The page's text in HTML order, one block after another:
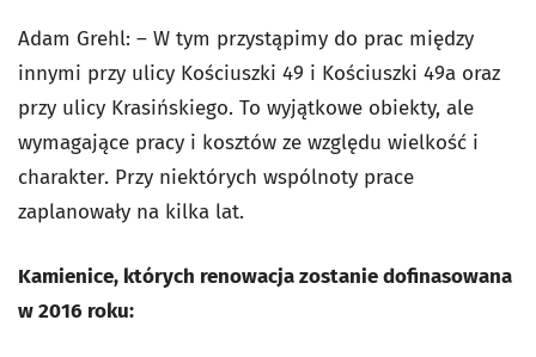
Adam Grehl: – W tym przystąpimy do prac między
innymi przy ulicy Kościuszki 49 i Kościuszki 49a oraz
przy ulicy Krasińskiego. To wyjątkowe obiekty, ale
wymagające pracy i kosztów ze względu wielkość i
charakter. Przy niektórych wspólnoty prace
zaplanowały na kilka lat.
Kamienice, których renowacja zostanie dofinasowana
w 2016 roku: